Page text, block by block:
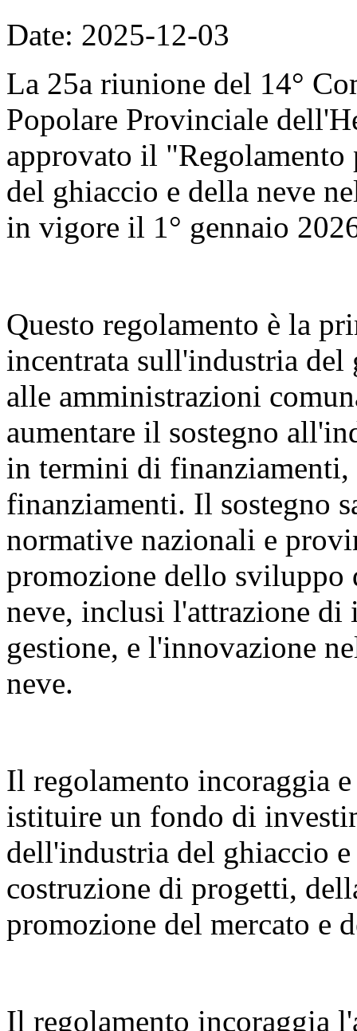
Date: 2025-12-03
La 25a riunione del 14°
Popolare Provinciale
approvato il
del ghiaccio e della neve
in vigore il 1° gennaio
Questo regolamento è la
incentrata sull'industria del
alle amministrazioni
aumentare il sostegno
in termini di finanziamenti,
finanziamenti. Il sostegno
normative nazionali e
promozione dello sviluppo
neve, inclusi l'attrazione di
gestione, e l'innovazione
neve.
Il regolamento incoraggia
istituire un fondo di
dell'industria del ghiaccio
costruzione di progetti,
promozione del mercato e
Il regolamento incoraggia